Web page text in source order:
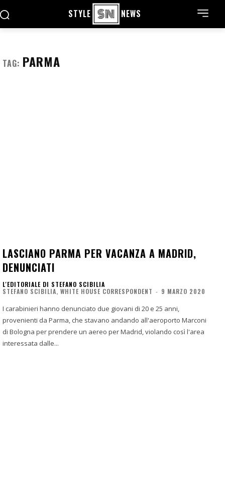
STYLE NEWS
TAG: PARMA
LASCIANO PARMA PER VACANZA A MADRID,
DENUNCIATI
L'EDITORIALE DI STEFANO SCIBILIA
STEFANO SCIBILIA, WHITE HOUSE CORRESPONDENT - 9 MARZO 2020
I carabinieri hanno denunciato due giovani di 20 e 25 anni,
provenienti da Parma, che stavano andando all'aeroporto Marconi
di Bologna per prendere un aereo per Madrid, violando così l'area
interessata dalle...